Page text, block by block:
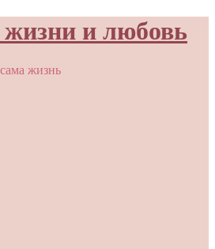
и любовь
жизнь